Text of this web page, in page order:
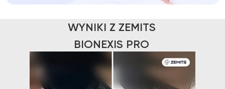
WYNIKI Z ZEMITS
BIONEXIS PRO